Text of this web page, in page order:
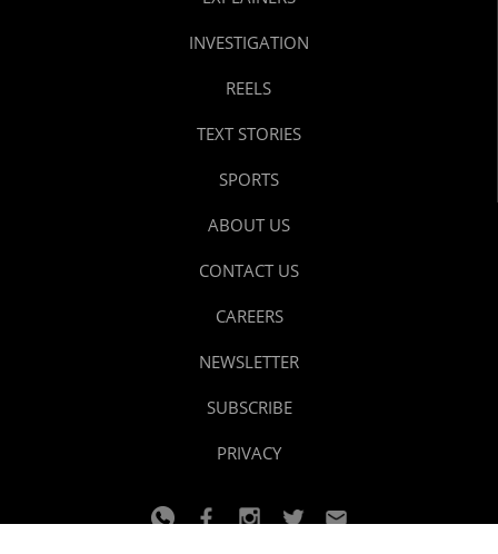
INVESTIGATION
REELS
TEXT STORIES
SPORTS
ABOUT US
CONTACT US
CAREERS
NEWSLETTER
SUBSCRIBE
PRIVACY